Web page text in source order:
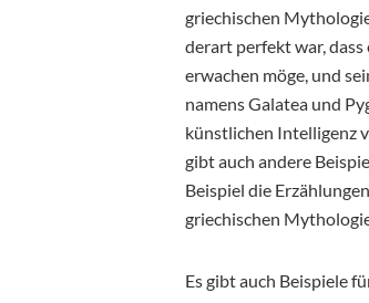
griechischen
derart perfekt war, dass
erwachen möge, und
namens Galatea und
künstlichen Intelligenz
gibt auch andere
Beispiel die
griechischen
Es gibt auch Beispiele